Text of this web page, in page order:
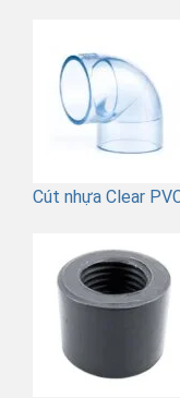
Cút nhựa Clear